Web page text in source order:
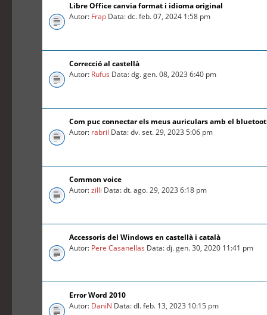
Libre Office canvia format i idioma original
Autor: Frap Data: dc. feb. 07, 2024 1:58 pm
Correcció al castellà
Autor: Rufus Data: dg. gen. 08, 2023 6:40 pm
Com puc connectar els meus auriculars amb el
Autor: rabril Data: dv. set. 29, 2023 5:06 pm
Common voice
Autor:zilli Data: dt. ago. 29, 2023 6:18 pm
Accessoris del Windows en castellà i català
Autor: Pere Casanellas Data: dj. gen. 30, 2020 11:41 pm
Error Word 2010
Autor: DaniN Data: dl. feb. 13, 2023 10:15 pm